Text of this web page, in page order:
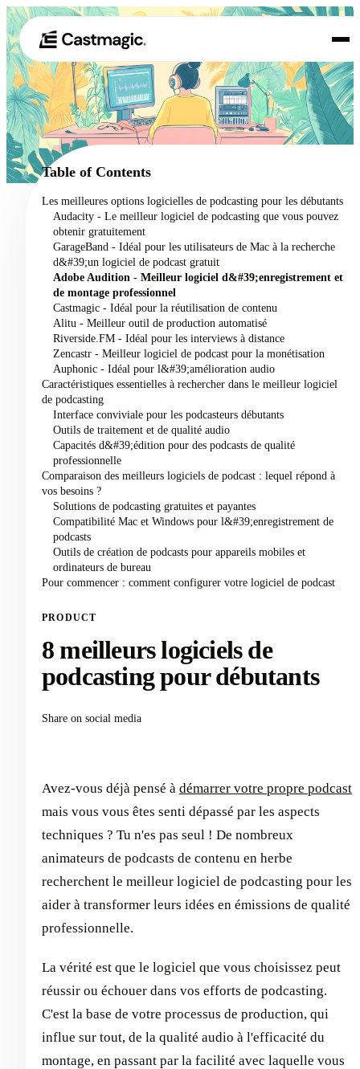
01 Produit
02 Cas d'utilisation
Tarification
À propos de nous
Table of Contents
Les meilleures options logicielles de podcasting pour les débutants
Audacity - Le meilleur logiciel de podcasting que vous pouvez
obtenir gratuitement
GarageBand - Idéal pour les utilisateurs de Mac à la recherche
d&#39;un logiciel de podcast gratuit
Adobe Audition - Meilleur logiciel d&#39;enregistrement et
de montage professionnel
Castmagic - Idéal pour la réutilisation de contenu
Alitu - Meilleur outil de production automatisé
Riverside.FM - Idéal pour les interviews à distance
Zencastr - Meilleur logiciel de podcast pour la monétisation
Auphonic - Idéal pour l&#39;amélioration audio
Caractéristiques essentielles à rechercher dans le meilleur logiciel
de podcasting
Interface conviviale pour les podcasteurs débutants
Outils de traitement et de qualité audio
Capacités d&#39;édition pour des podcasts de qualité
professionnelle
Comparaison des meilleurs logiciels de podcast : lequel répond à
vos besoins ?
Solutions de podcasting gratuites et payantes
Compatibilité Mac et Windows pour l&#39;enregistrement de
podcasts
Outils de création de podcasts pour appareils mobiles et
ordinateurs de bureau
Pour commencer : comment configurer votre logiciel de podcast
PRODUCT
8 meilleurs logiciels de
podcasting pour débutants
Share on social media
Avez-vous déjà pensé à démarrer votre propre podcast
mais vous vous êtes senti dépassé par les aspects
techniques ? Tu n'es pas seul ! De nombreux
animateurs de podcasts de contenu en herbe
recherchent le meilleur logiciel de podcasting pour les
aider à transformer leurs idées en émissions de qualité
professionnelle.
La vérité est que le logiciel que vous choisissez peut
réussir ou échouer dans vos efforts de podcasting.
C'est la base de votre processus de production, qui
influe sur tout, de la qualité audio à l'efficacité du
montage, en passant par la facilité avec laquelle vous